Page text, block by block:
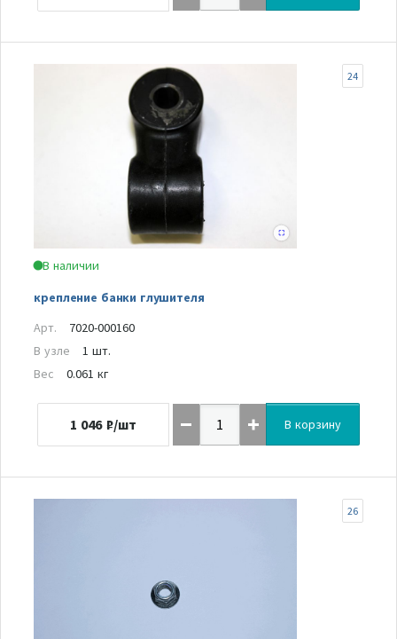
В наличии
крепление банки глушителя
24
Арт.
7020-000160
В узле
1 шт.
Вес
0.061 кг
1 046 ₽/шт В корзину
26